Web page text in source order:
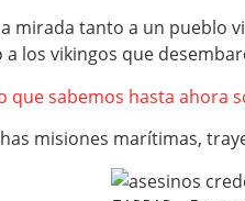
mirada tanto a un pueblo
a los vikingos que
que sabemos hasta ahora
misiones marítimas,